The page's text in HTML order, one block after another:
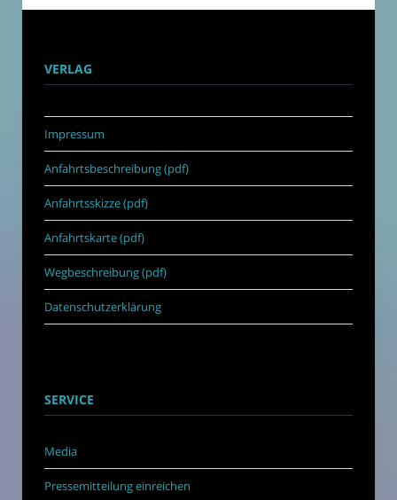
VERLAG
Impressum
Anfahrtsbeschreibung (pdf)
Anfahrtsskizze (pdf)
Anfahrtskarte (pdf)
Wegbeschreibung (pdf)
Datenschutzerklärung
SERVICE
Media
Pressemitteilung einreichen